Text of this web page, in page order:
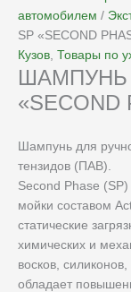
автомобилем /
SP «SECOND
Кузов Товары по
ШАМПУНЬ
«SECOND
Шампунь для
тензидов (ПАВ).
Second Phase
мойки составом
статические
химических и
восков,
обладает